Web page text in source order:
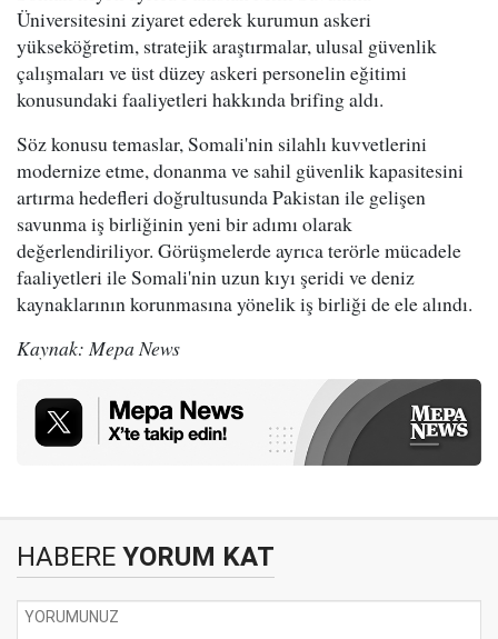
Üniversitesini ziyaret ederek kurumun askeri
yükseköğretim, stratejik araştırmalar, ulusal güvenlik
çalışmaları ve üst düzey askeri personelin eğitimi
konusundaki faaliyetleri hakkında brifing aldı.
Söz konusu temaslar, Somali'nin silahlı kuvvetlerini
modernize etme, donanma ve sahil güvenlik kapasitesini
artırma hedefleri doğrultusunda Pakistan ile gelişen
savunma iş birliğinin yeni bir adımı olarak
değerlendiriliyor. Görüşmelerde ayrıca terörle mücadele
faaliyetleri ile Somali'nin uzun kıyı şeridi ve deniz
kaynaklarının korunmasına yönelik iş birliği de ele alındı.
Kaynak: Mepa News
HABERE YORUM KAT